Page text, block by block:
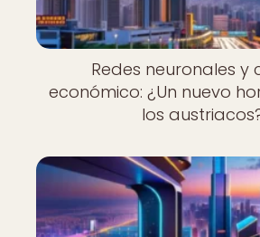
Redes neuronales y
económico: ¿Un nuevo
los